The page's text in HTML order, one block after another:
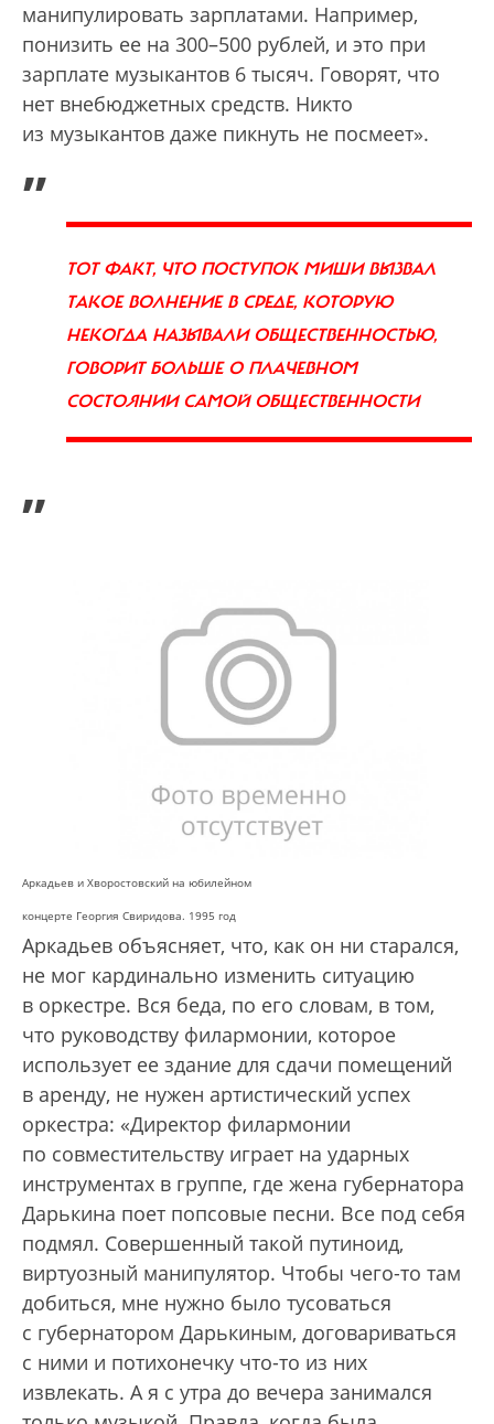
манипулировать зарплатами. Например,
понизить ее на 300–500 рублей, и это при
зарплате музыкантов 6 тысяч. Говорят, что
нет внебюджетных средств. Никто
из музыкантов даже пикнуть не посмеет».
„
ТОТ ФАКТ, ЧТО ПОСТУПОК МИШИ ВЫЗВАЛ
ТАКОЕ ВОЛНЕНИЕ В СРЕДЕ, КОТОРУЮ
НЕКОГДА НАЗЫВАЛИ ОБЩЕСТВЕННОСТЬЮ,
ГОВОРИТ БОЛЬШЕ О ПЛАЧЕВНОМ
СОСТОЯНИИ САМОЙ ОБЩЕСТВЕННОСТИ
”
Аркадьев и Хворостовский на юбилейном
концерте Георгия Свиридова. 1995 год
Аркадьев объясняет, что, как он ни старался,
не мог кардинально изменить ситуацию
в оркестре. Вся беда, по его словам, в том,
что руководству филармонии, которое
использует ее здание для сдачи помещений
в аренду, не нужен артистический успех
оркестра: «Директор филармонии
по совместительству играет на ударных
инструментах в группе, где жена губернатора
Дарькина поет попсовые песни. Все под себя
подмял. Совершенный такой путиноид,
виртуозный манипулятор. Чтобы чего-то там
добиться, мне нужно было тусоваться
с губернатором Дарькиным, договариваться
с ними и потихонечку что-то из них
извлекать. А я с утра до вечера занимался